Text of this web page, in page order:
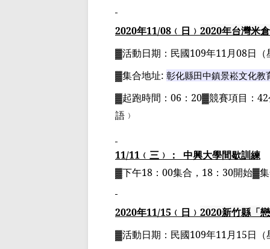
2020年11/08 ﹙日﹚ 2020年台灣米
▓活動日期： 民國109年11月08日
▓集合地址: 彰化縣田中鎮景崧文化教
▓起跑時間： 06 ： 20▓競賽項目： 42
語﹚
11/11 ﹙三﹚：
中興大學間歇訓練
▓下午18 ： 00集合， 18 ： 30開始▓
2020年11/15 ﹙日﹚ 2020新竹縣「
▓活動日期： 民國109年11月15日